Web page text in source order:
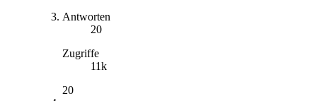
Antworten
20
Zugriffe
11k
20